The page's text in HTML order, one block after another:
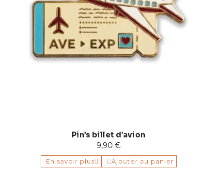
Pin’s billet d’avion
9,90 €
En savoir plus Ajouter au panier